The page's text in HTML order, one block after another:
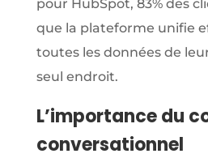
pour HubSpot, 83% des
que la plateforme unifie
toutes les données de
seul endroit.
L’importance du
conversationnel